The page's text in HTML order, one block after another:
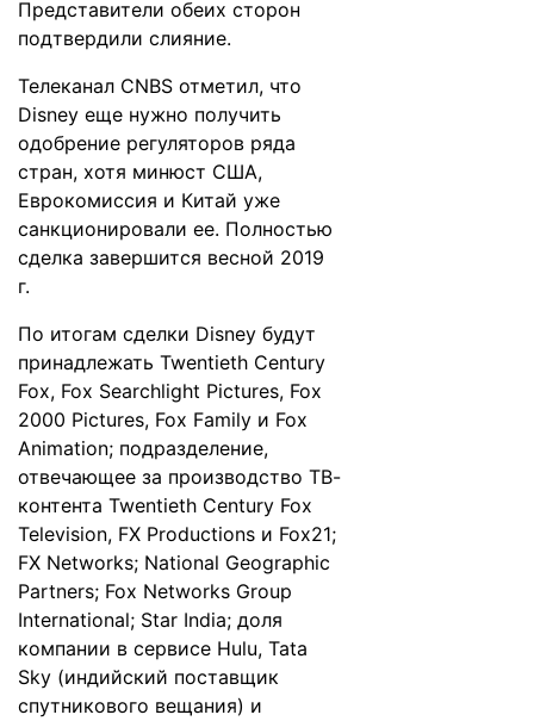
Представители обеих сторон
подтвердили слияние.
Телеканал CNBS отметил, что
Disney еще нужно получить
одобрение регуляторов ряда
стран, хотя минюст США,
Еврокомиссия и Китай уже
санкционировали ее. Полностью
сделка завершится весной 2019
г.
По итогам сделки Disney будут
принадлежать Twentieth Century
Fox, Fox Searchlight Pictures, Fox
2000 Pictures, Fox Family и Fox
Animation; подразделение,
отвечающее за производство ТВ-
контента Twentieth Century Fox
Television, FX Productions и Fox21;
FX Networks; National Geographic
Partners; Fox Networks Group
International; Star India; доля
компании в сервисе Hulu, Tata
Sky (индийский поставщик
спутникового вещания) и